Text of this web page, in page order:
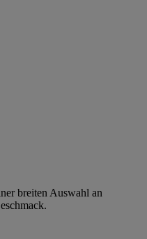
breiten Auswahl an